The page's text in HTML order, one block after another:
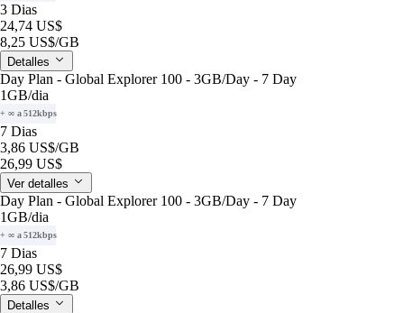
3 Dias
24,74 US$
8,25 US$/GB
Detalles
Day Plan - Global Explorer 100 - 3GB/Day - 7 Day
1GB/dia
+ ∞ a 512kbps
7 Dias
3,86 US$/GB
26,99 US$
Ver detalles
Day Plan - Global Explorer 100 - 3GB/Day - 7 Day
1GB/dia
+ ∞ a 512kbps
7 Dias
26,99 US$
3,86 US$/GB
Detalles